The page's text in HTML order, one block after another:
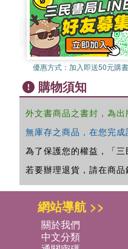
優惠方式： 加入即送50元購
購物須知
外文書商品之書封，為
無庫存之商品，在您完
為了保護您的權益，「三
若要辦理退貨，請在商
網站導航 >>
關於我們
中文分類